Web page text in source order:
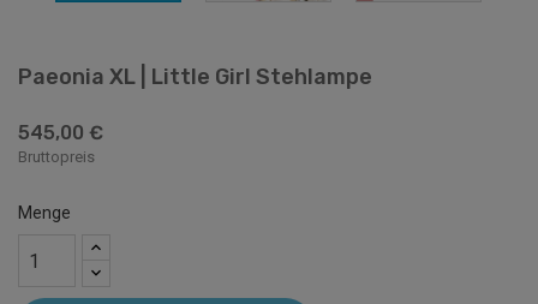
Paeonia XL | Little Girl Stehlampe
545,00 €
Bruttopreis
Menge